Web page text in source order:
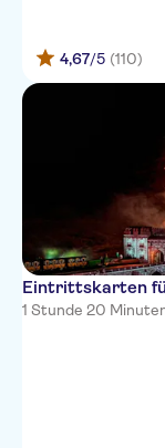
4,67/5 (110)
Eintrittskarten
1 Stunde 20